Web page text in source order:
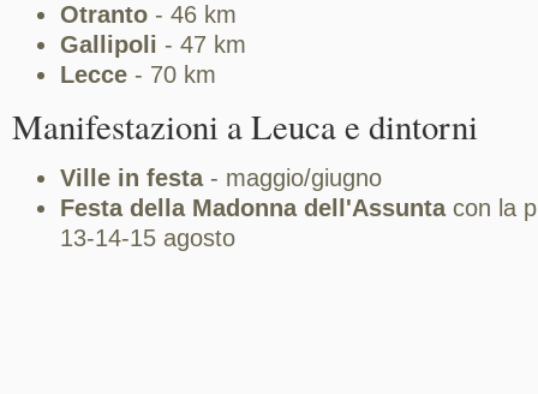
Otranto - 46 km
Gallipoli - 47 km
Lecce - 70 km
Manifestazioni a Leuca e dintorni
Ville in festa- maggio/giugno
Festa della Madonna dell'Assuntacon la
13-14-15 agosto